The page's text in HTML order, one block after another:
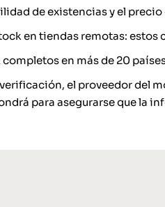
de existencias y el
en tiendas remotas:
en más de 20
el proveedor del
para asegurarse que la